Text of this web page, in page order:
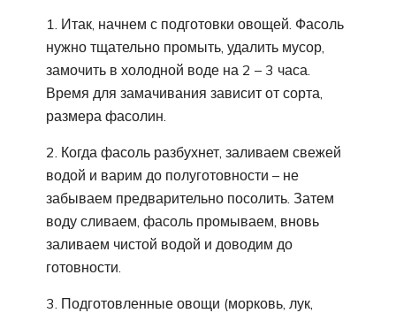
1. Итак, начнем с подготовки овощей. Фасоль
нужно тщательно промыть, удалить мусор,
замочить в холодной воде на 2 – 3 часа.
Время для замачивания зависит от сорта,
размера фасолин.
2. Когда фасоль разбухнет, заливаем свежей
водой и варим до полуготовности – не
забываем предварительно посолить. Затем
воду сливаем, фасоль промываем, вновь
заливаем чистой водой и доводим до
готовности.
3. Подготовленные овощи (морковь, лук,